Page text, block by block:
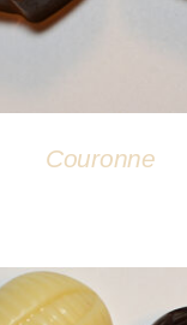
Couronne